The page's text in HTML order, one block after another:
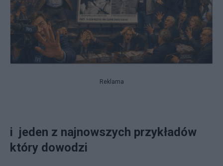
Reklama
i jeden z najnowszych przykładów
który dowodzi